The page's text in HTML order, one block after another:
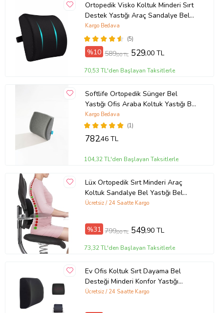
Ortopedik Visko Koltuk Minderi Sırt
Destek Yastığı Araç Sandalye Bel
Sırt Desteği Yastığı Minderi
(5)
Kargo Bedava
%10 589,00 TL 529,00 TL
70,53 TL'den Başlayan Taksitlerle
Softlife Ortopedik Sünger Bel
Yastığı Ofis Araba Koltuk Yastığı Bel
Destek Minderi 35x34x12 cm
(1)
Kargo Bedava
782,46 TL
104,32 TL'den Başlayan Taksitlerle
Lüx Ortopedik Sırt Minderi Araç
Koltuk Sandalye Bel Yastığı Bel
Desteği Bel Minderi
Ücretsiz / 24 Saatte Kargo
%31 799,00 TL 549,90 TL
73,32 TL'den Başlayan Taksitlerle
Ev Ofis Koltuk Sırt Dayama Bel
Desteği Minderi Konfor Yastığı
Sandalye Aksesuarı
Ücretsiz / 24 Saatte Kargo